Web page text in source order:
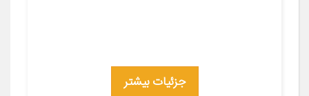
جزئیات بیشتر